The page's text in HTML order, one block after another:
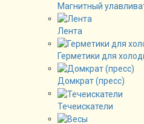
Магнитный
Лента
Герметики для
Домкрат (пресс)
Течеискатели